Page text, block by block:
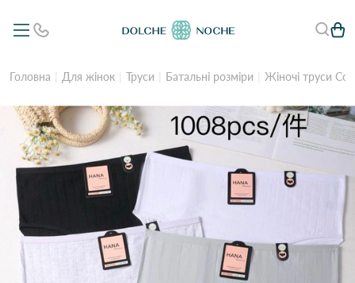
Головна Для жінок Труси Батальні розміри Жіночі труси